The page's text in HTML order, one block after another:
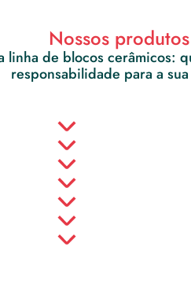
Nossos produtos
linha de blocos cerâmicos:
responsabilidade para a